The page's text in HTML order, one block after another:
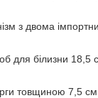
з двома
для білизни 18,5
товщиною 7,5